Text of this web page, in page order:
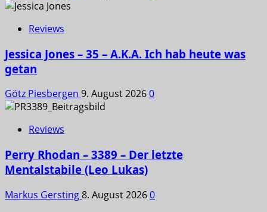
Reviews
Jessica Jones – 35 – A.K.A. Ich hab heute was
getan
Götz Piesbergen 9. August 20260
Reviews
Perry Rhodan – 3389 – Der letzte
Mentalstabile (Leo Lukas)
Markus Gersting8. August 20260